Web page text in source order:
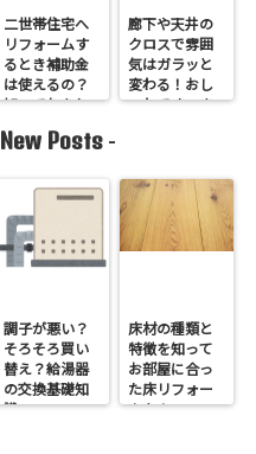
二世帯住宅へ
リフォームす
るとき補助金
は使えるの？
知っておきた
レ！
廊下や天井の
クロスで雰囲
気はガラッと
変わる！おし
ゃれですっき
New Posts -
調子が悪い？
そろそろ買い
替え？給湯器
の交換基礎知
識
床材の種類と
特徴を知って
お部屋に合っ
た床リフォー
ムを！